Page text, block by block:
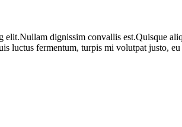
elit.Nullam dignissim convallis est.Quisque
luctus fermentum, turpis mi volutpat justo,